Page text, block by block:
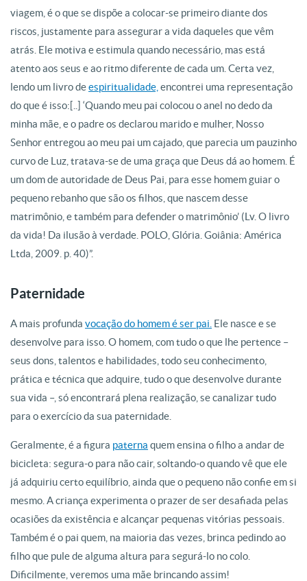
viagem, é o que se dispõe a colocar-se primeiro diante dos
riscos, justamente para assegurar a vida daqueles que vêm
atrás. Ele motiva e estimula quando necessário, mas está
atento aos seus e ao ritmo diferente de cada um. Certa vez,
lendo um livro deespiritualidade, encontrei uma representação
do que é isso:[..] ‘Quando meu pai colocou o anel no dedo da
minha mãe, e o padre os declarou marido e mulher, Nosso
Senhor entregou ao meu pai um cajado, que parecia um pauzinho
curvo de Luz, tratava-se de uma graça que Deus dá ao homem. É
um dom de autoridade de Deus Pai, para esse homem guiar o
pequeno rebanho que são os filhos, que nascem desse
matrimônio, e também para defender o matrimônio’ (Lv. O livro
da vida! Da ilusão à verdade. POLO, Glória. Goiânia: América
Ltda, 2009. p. 40)”.
Paternidade
A mais profunda vocação do homem é ser pai. Ele nasce e se
desenvolve para isso. O homem, com tudo o que lhe pertence –
seus dons, talentos e habilidades, todo seu conhecimento,
prática e técnica que adquire, tudo o que desenvolve durante
sua vida –, só encontrará plena realização, se canalizar tudo
para o exercício da sua paternidade.
Geralmente, é a figura paterna quem ensina o filho a andar de
bicicleta: segura-o para não cair, soltando-o quando vê que ele
já adquiriu certo equilíbrio, ainda que o pequeno não confie em si
mesmo. A criança experimenta o prazer de ser desafiada pelas
ocasiões da existência e alcançar pequenas vitórias pessoais.
Também é o pai quem, na maioria das vezes, brinca pedindo ao
filho que pule de alguma altura para segurá-lo no colo.
Dificilmente, veremos uma mãe brincando assim!